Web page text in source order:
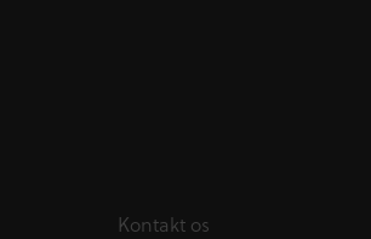
Kontakt os